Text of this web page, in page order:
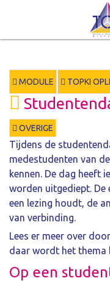
MODULE TOPKI
OVERIGE
Tijdens de
medestudenten van
kennen. De dag heeft
worden uitgediept. De
een lezing houdt, de
van verbinding.
Lees er meer over
daar wordt het thema
Op een